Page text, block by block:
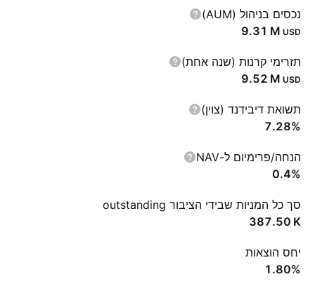
נכסים בניהול (AUM)
‪9.31 M‬ USD
תזרימי קרנות (שנה אחת)
‪9.52 M‬ USD
תשואת דיבידנד (צוין)
7.28%
הנחה/פרימיום ל-NAV
0.4%
סך כל המניות שבידי הציבור outstanding
‪387.50 K‬
יחס הוצאות
1.80%